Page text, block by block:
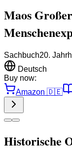
Maos
Sachbuch20.
Deutsch
Buy now:
Amazon 🇩🇪
Historische